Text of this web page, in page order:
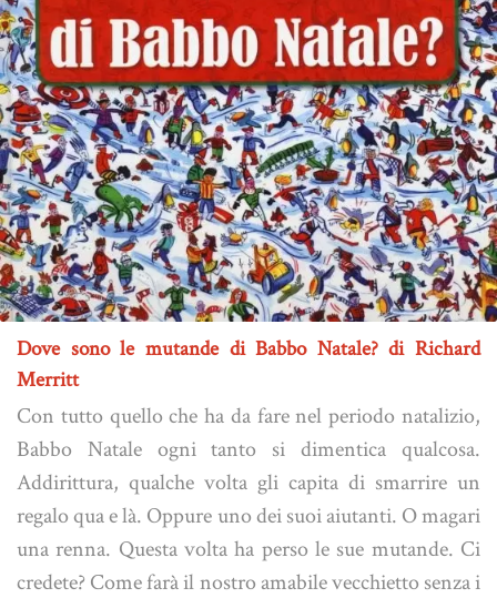
Dove sono le mutande di Babbo Natale? di Richard
Merritt
Con tutto quello che ha da fare nel periodo natalizio,
Babbo Natale ogni tanto si dimentica qualcosa.
Addirittura, qualche volta gli capita di smarrire un
regalo qua e là. Oppure uno dei suoi aiutanti. O magari
una renna. Questa volta ha perso le sue mutande. Ci
credete? Come farà il nostro amabile vecchietto senza i